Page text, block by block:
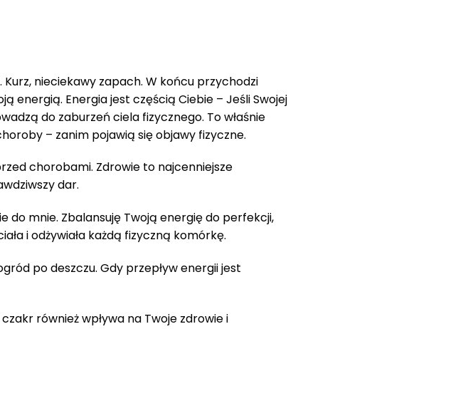
nieciekawy zapach. W końcu przychodzi
energią. Energia jest częścią Ciebie – Jeśli Swojej
do zaburzeń ciela fizycznego. To właśnie
– zanim pojawią się objawy fizyczne.
chorobami. Zdrowie to najcenniejsze
dar.
do mnie. Zbalansuję Twoją energię do perfekcji,
i odżywiała każdą fizyczną komórkę.
po deszczu. Gdy przepływ energii jest
również wpływa na Twoje zdrowie i